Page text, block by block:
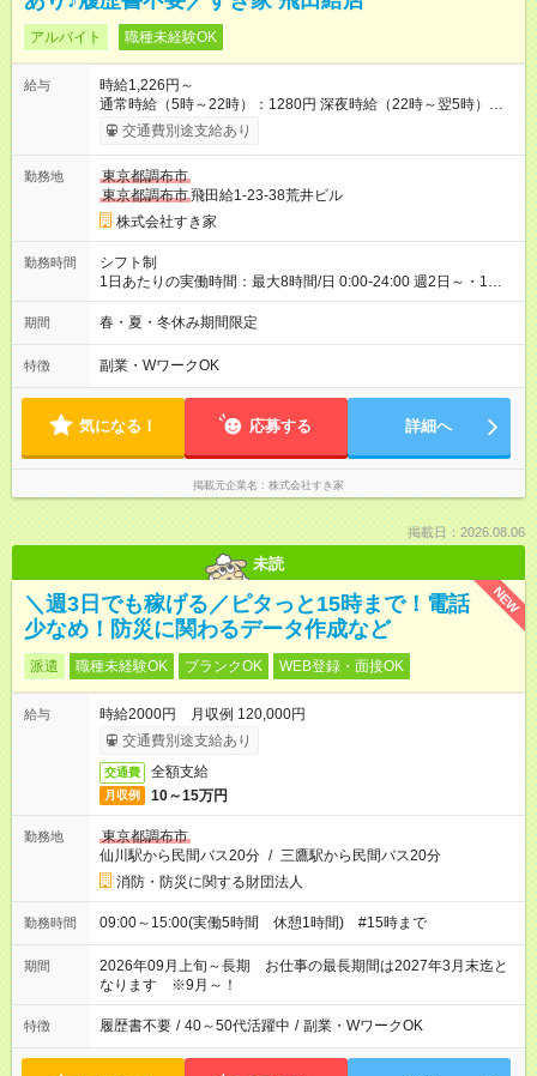
アルバイト 職種未経験OK
給与
時給1,226円～
通常時給（5時～22時）：1280円 深夜時給（22時～翌5時）：
1600円 高校生時給：1226円 【特別手当】早朝手当（5：00-9：
00）時給+150円 【試用期間】試用期間あり 試用期間の長さ：1
30日（※条件変更なし）ですが、切り上げで一ヶ月とさせてい
ただきます。 研修制度あり：15時間(研修中も同時給）
交通費別途支給あり
勤務地
東京都調布市
東京都調布市飛田給1-23-38荒井ビル
株式会社すき家
勤務時間
シフト制
1日あたりの実働時間：最大8時間/日 0:00-24:00 週2日～・1日
2h～OK ＜シフト例＞ 〇朝帯 5:00-9:00 〇昼帯 9:00-14:00 〇午
後帯 14:00-18:00 〇夜帯 18:00-22:00 〇深夜帯 22:00-翌5:00 基
ます♪
期間 春・夏・冬休み期間限定
特徴 副業・WワークOK
気になる！ 応募する 詳細へ
掲載元企業名 株式会社すき家
掲載日：2026.08.06
未読
NEW
＼週3日でも稼げる／ピタっと15時まで！電話
少なめ！防災に関わるデータ作成など
派遣 職種未経験OK ブランクOK WEB登録・面接OK
給与
時給2000円 月収例 120,000円
交通費別途支給あり
交通費 全額支給
月収例 10～15万円
勤務地
東京都調布市
仙川駅から民間バス20分 / 三鷹駅から民間バス20分
消防・防災に関する財団法人
勤務時間 09:00～15:00(実働5時間 休憩1時間) #15時まで
期間
2026年09月上旬～長期 お仕事の最長期間は2027年3月末迄と
なります ※9月～！
特徴 履歴書不要 / 40～50代活躍中 / 副業・WワークOK